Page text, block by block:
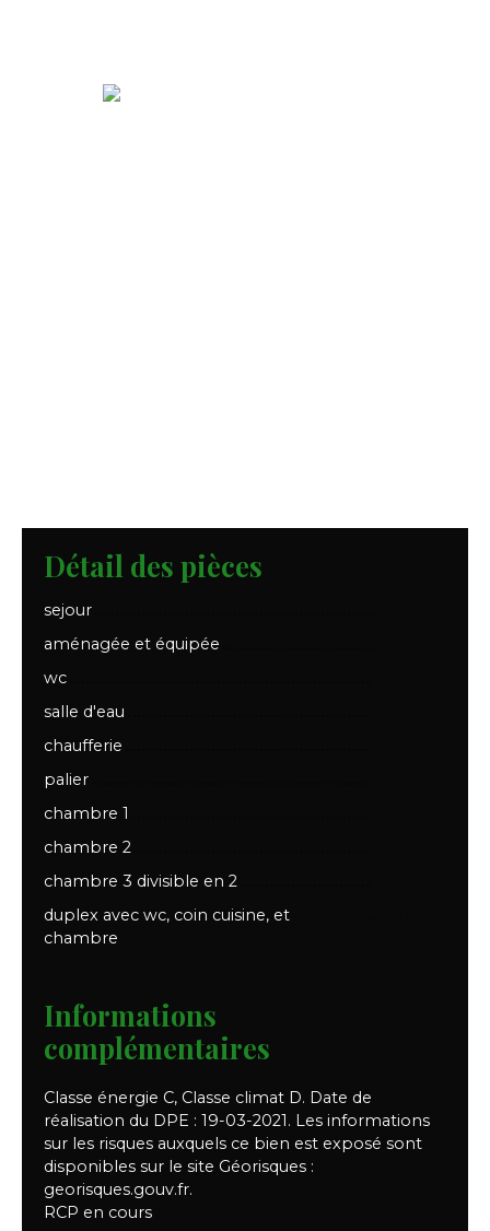
Détail des pièces
sejour
aménagée et équipée
wc
salle d'eau
chaufferie
palier
chambre 1
chambre 2
chambre 3 divisible en 2
duplex avec wc, coin cuisine, et
chambre
Informations
complémentaires
Classe énergie C, Classe climat D. Date de
réalisation du DPE : 19-03-2021. Les informations
sur les risques auxquels ce bien est exposé sont
disponibles sur le site Géorisques :
georisques.gouv.fr.
RCP en cours